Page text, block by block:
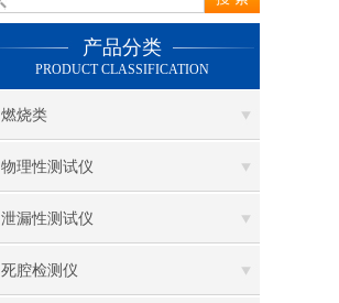
产品分类
PRODUCT CLASSIFICATION
燃烧类
物理性测试仪
泄漏性测试仪
死腔检测仪